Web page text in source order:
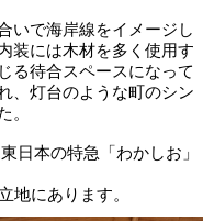
いで海岸線をイメージし
装には木材を多く使用す
る待合スペースになって
、灯台のような町のシン
。
日本の特急「わかしお」
地にあります。